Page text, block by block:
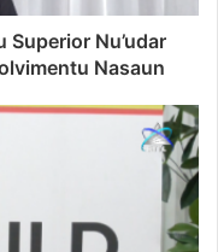
Superior Nu’udar
Nasaun